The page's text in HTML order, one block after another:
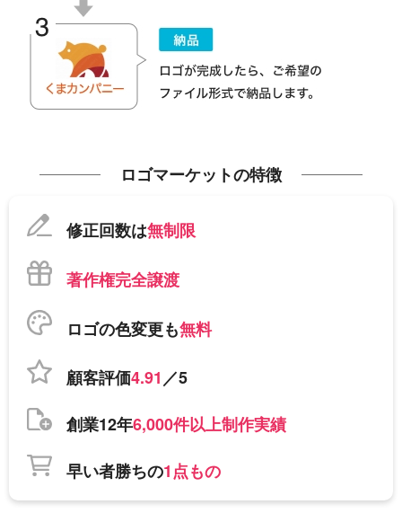
ロゴマーケットの特徴
修正回数は無制限
著作権完全譲渡
ロゴの色変更も無料
顧客評価4.91／5
創業12年6,000件以上制作実績
早い者勝ちの1点もの